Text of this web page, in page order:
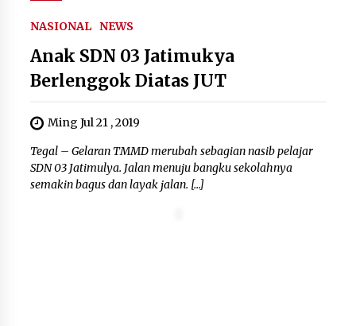
NASIONAL NEWS
Anak SDN 03 Jatimukya
Berlenggok Diatas JUT
Ming Jul 21 , 2019
Tegal – Gelaran TMMD merubah sebagian nasib pelajar
SDN 03 Jatimulya. Jalan menuju bangku sekolahnya
semakin bagus dan layak jalan. […]